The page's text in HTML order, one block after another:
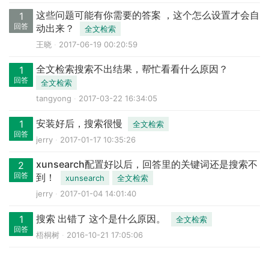
1
回答
这些问题可能有你需要的答案 ，这个怎么设置才会自
动出来？
全文检索
王晓
2017-06-19 00:20:59
1
回答
全文检索搜索不出结果，帮忙看看什么原因？
全文检索
tangyong
2017-03-22 16:34:05
1
回答
安装好后，搜索很慢
全文检索
jerry
2017-01-17 10:35:26
2
回答
xunsearch配置好以后，回答里的关键词还是搜索不
到！
xunsearch
全文检索
jerry
2017-01-04 14:01:40
1
回答
搜索 出错了 这个是什么原因。
全文检索
梧桐树
2016-10-21 17:05:06